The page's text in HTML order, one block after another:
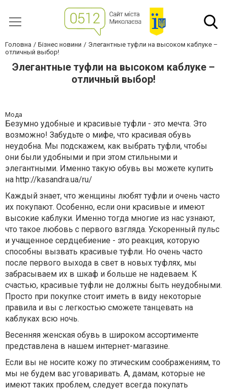
Головна Бізнес новини
Элегантные туфли на высоком каблуке –
отличный выбор!
Элегантные туфли на высоком каблуке –
отличный выбор!
Мода
Безумно удобные и красивые туфли - это мечта. Это
возможно! Забудьте о мифе, что красивая обувь
неудобна. Мы подскажем, как выбрать туфли, чтобы
они были удобными и при этом стильными и
элегантными. Именно такую обувь вы можете купить
на http://kasandra.ua/ru/
Каждый знает, что женщины любят туфли и очень часто
их покупают. Особенно, если они красивые и имеют
высокие каблуки. Именно тогда многие из нас узнают,
что такое любовь с первого взгляда. Ускоренный пульс
и учащенное сердцебиение - это реакция, которую
способны вызвать красивые туфли. Но очень часто
после первого выхода в свет в новых туфлях, мы
забрасываем их в шкаф и больше не надеваем. К
счастью, красивые туфли не должны быть неудобными.
Просто при покупке стоит иметь в виду некоторые
правила и вы с легкостью сможете танцевать на
каблуках всю ночь.
Весенняя женская обувь в широком ассортименте
представлена в нашем интернет-магазине.
Если вы не носите кожу по этическим соображениям, то
мы не будем вас уговаривать. А, дамам, которые не
имеют таких проблем, следует всегда покупать